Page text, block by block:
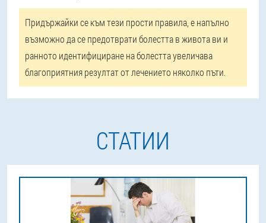
Придържайки се към тези прости правила, е напълно
възможно да се предотврати болестта в живота ви и
ранното идентифициране на болестта увеличава
благоприятния резултат от лечението няколко пъти.
СТАТИИ